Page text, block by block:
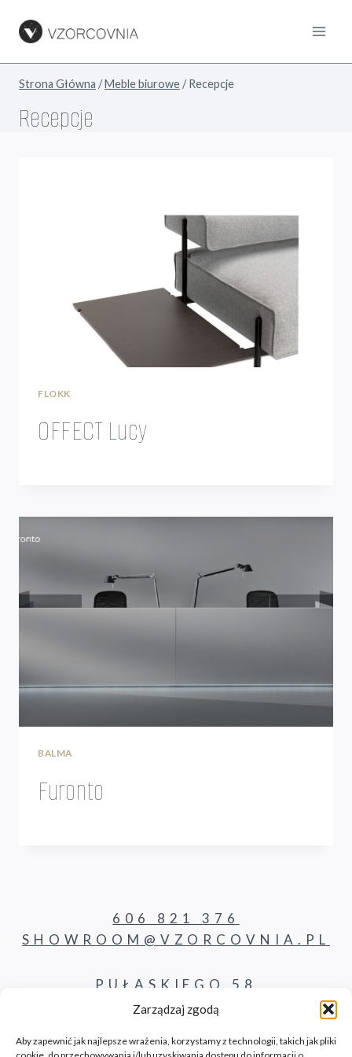
Zarządzaj zgodą
Aby zapewnić jak najlepsze wrażenia, korzystamy z technologii, takich jak pliki
Strona Główna /Meble biurowe/ Recepcje
Recepcje
FLOKK
OFFECT Lucy
BALMA
Furonto
606 821 376
SHOWROOM@VZORCOVNIA.PL
PUŁASKIEGO 58
62-800 KALISZ